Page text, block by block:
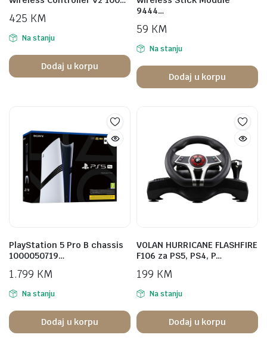
425 KM
Na stanju
Dodaj u korpu
9444…
59 KM
Na stanju
Dodaj u korpu
PlayStation 5 Pro B chassis
1000050719…
1.799 KM
Na stanju
Dodaj u korpu
VOLAN HURRICANE FLASHFIRE
F106 za PS5, PS4, P…
199 KM
Na stanju
Dodaj u korpu